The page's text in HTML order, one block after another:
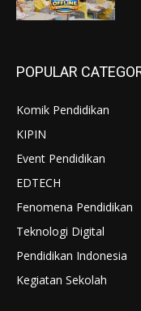
POPULAR
Komik Pendidikan
KIPIN
Event Pendidikan
EDTECH
Fenomena Pendidikan
Teknologi Digital
Pendidikan Indonesia
Kegiatan Sekolah